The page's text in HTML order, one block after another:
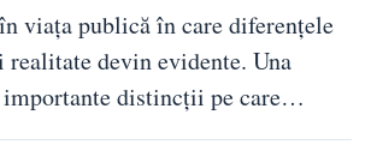
viața publică în care diferențele
devin evidente. Una
distincții pe care…